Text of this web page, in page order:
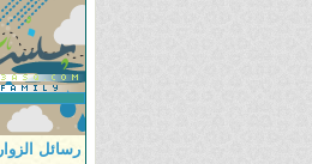
رسائل الزوار